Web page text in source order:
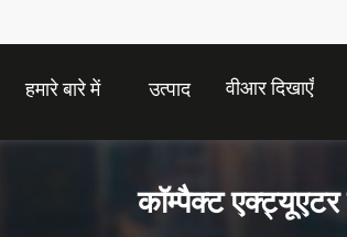
हमारे बारे में उत्पाद वीआर दिखाएँ
कॉम्पैक्ट एक्ट्यूएटर